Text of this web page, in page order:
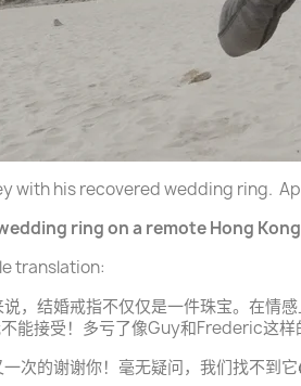
with his recovered wedding ring.
ring on a remote Hong
translation:
说，结婚戒指不仅仅是一件珠宝。在情
能接受！多亏了像Guy和Frederic这样
一次的谢谢你！毫无疑问，我们找不到